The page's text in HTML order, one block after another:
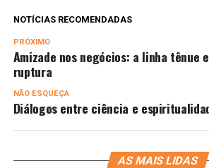
NOTÍCIAS RECOMENDADAS
PRÓXIMO
Amizade nos negócios: a linha tênue
ruptura
NÃO ESQUEÇA
Diálogos entre ciência e
AS MAIS LIDAS